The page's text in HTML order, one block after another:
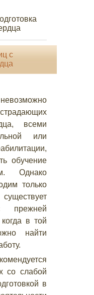
с
всеми
или
обучение
Однако
только
прежней
в той
найти
со слабой
в